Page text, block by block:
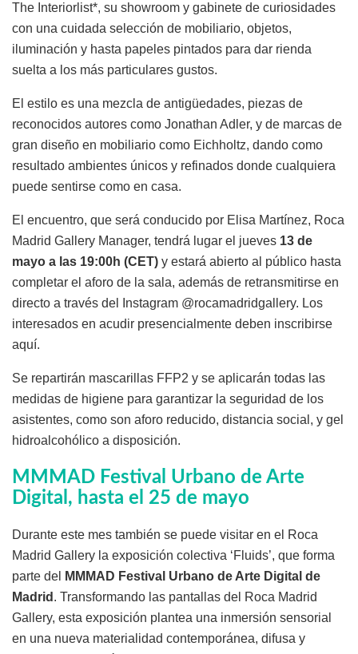
The Interiorlist*, su showroom y gabinete de curiosidades
con una cuidada selección de mobiliario, objetos,
iluminación y hasta papeles pintados para dar rienda
suelta a los más particulares gustos.
El estilo es una mezcla de antigüedades, piezas de
reconocidos autores como Jonathan Adler, y de marcas de
gran diseño en mobiliario como Eichholtz, dando como
resultado ambientes únicos y refinados donde cualquiera
puede sentirse como en casa.
El encuentro, que será conducido por Elisa Martínez, Roca
Madrid Gallery Manager, tendrá lugar el jueves 13 de
mayo a las 19:00h (CET) y estará abierto al público hasta
completar el aforo de la sala, además de retransmitirse en
directo a través del Instagram @rocamadridgallery. Los
interesados en acudir presencialmente deben inscribirse
aquí.
Se repartirán mascarillas FFP2 y se aplicarán todas las
medidas de higiene para garantizar la seguridad de los
asistentes, como son aforo reducido, distancia social, y gel
hidroalcohólico a disposición.
MMMAD Festival Urbano de Arte
Digital, hasta el 25 de mayo
Durante este mes también se puede visitar en el Roca
Madrid Gallery la exposición colectiva ‘Fluids’, que forma
parte del
MMMAD Festival Urbano de Arte Digital de
Madrid . Transformando las pantallas del Roca Madrid
Gallery, esta exposición plantea una inmersión sensorial
en una nueva materialidad contemporánea, difusa y